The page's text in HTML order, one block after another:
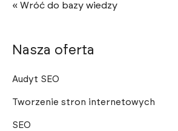
« Wróć do bazy wiedzy
Nasza oferta
Audyt SEO
Tworzenie stron internetowych
SEO